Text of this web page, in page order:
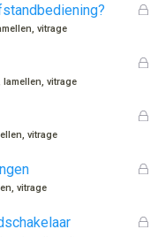
G
n
vitrage
G
n
vitrage
G
n
vitrage
G
vitrage
G